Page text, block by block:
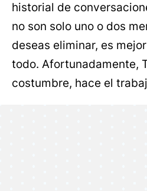
historial de
no son solo uno o dos
deseas eliminar, es
todo. Afortunadamente,
costumbre, hace el